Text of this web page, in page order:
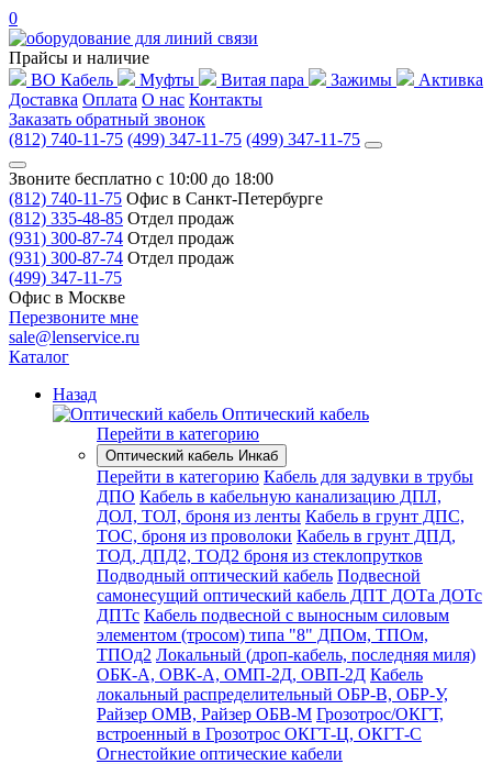
0
Прайсы и наличие
ВО Кабель
Муфты Витая пара Зажимы
Активка
Доставка Оплата О нас Контакты
Заказать обратный звонок
(812) 740-11-75 (499) 347-11-75 (499) 347-11-75
Звоните бесплатно с 10:00 до 18:00
(812) 740-11-75 Офис в Санкт-Петербурге
(812) 335-48-85 Отдел продаж
(931) 300-87-74 Отдел продаж
(931) 300-87-74 Отдел продаж
(499) 347-11-75
Офис в Москве
Перезвоните мне
sale@lenservice.ru
Каталог
Назад
Оптический кабель
Перейти в категорию
Оптический кабель Инкаб
Перейти в категорию Кабель для задувки в трубы
ДПО Кабель в кабельную канализацию ДПЛ,
ДОЛ, ТОЛ, броня из ленты Кабель в грунт ДПС,
ТОС, броня из проволоки Кабель в грунт ДПД,
ТОД, ДПД2, ТОД2 броня из стеклопрутков
Подводный оптический кабель Подвесной
самонесущий оптический кабель ДПТ ДОТа ДОТс
ДПТс Кабель подвесной с выносным силовым
элементом (тросом) типа "8" ДПОм, ТПОм,
ТПОд2 Локальный (дроп-кабель, последняя миля)
ОБК-А, ОВК-А, ОМП-2Д, ОВП-2Д Кабель
локальный распределительный ОБР-В, ОБР-У,
Райзер ОМВ, Райзер ОБВ-М Грозотрос/ОКГТ,
встроенный в Грозотрос ОКГТ-Ц, ОКГТ-С
Огнестойкие оптические кабели